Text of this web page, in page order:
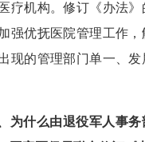
疗机构。修订《办法》
强优抚医院管理工作，
现的管理部门单一、
为什么由退役军人事务